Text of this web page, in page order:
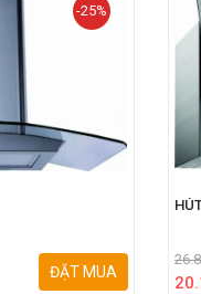
-25%
ĐẶT MUA